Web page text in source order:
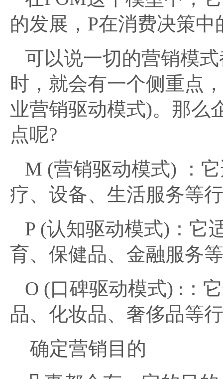
的发展，P在消费决策
可以说一切的营销模
时，就会有一个侧重点
业营销驱动模式)。那么
点呢?
M (营销驱动模式) ：
疗、设备、生活服务等
P (认知驱动模式)：它
育、保健品、金融服务
O (口碑驱动模式) :：
品、化妆品、奢侈品等
确定营销目的